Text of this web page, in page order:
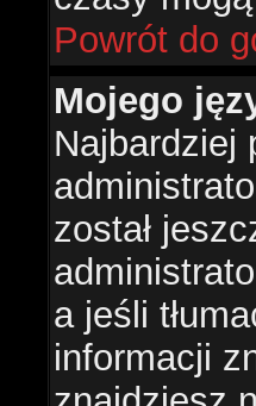
Powrót do
Mojego
Najbardziej
został
a jeśli
informacji